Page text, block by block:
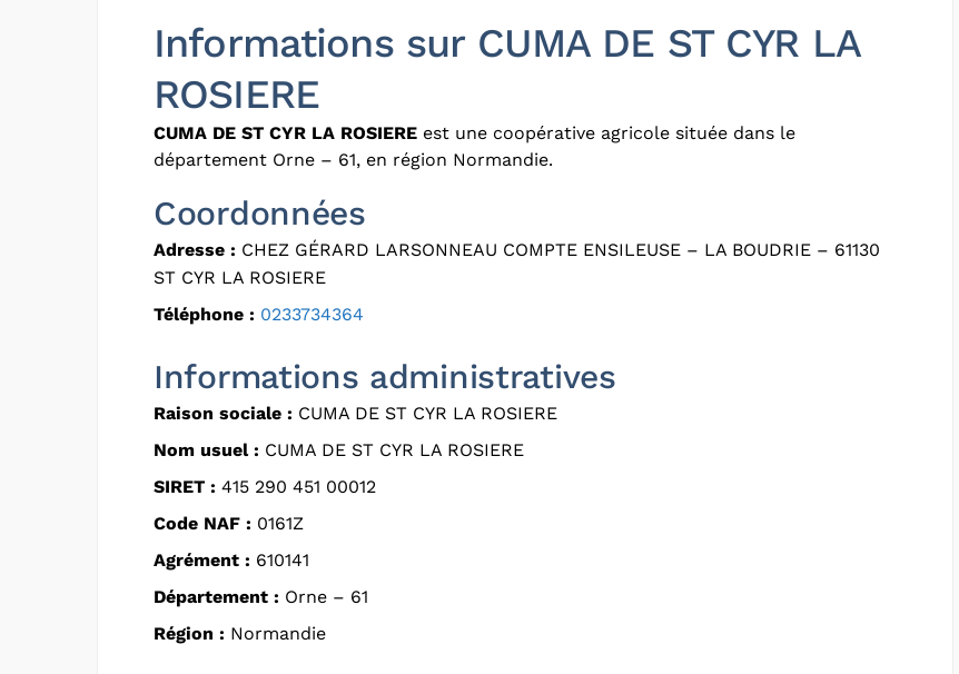
Informations sur CUMA DE ST CYR LA
ROSIERE
CUMA DE ST CYR LA ROSIERE est une coopérative agricole située dans le
département Orne – 61, en région Normandie.
Coordonnées
Adresse : CHEZ GÉRARD LARSONNEAU COMPTE ENSILEUSE – LA BOUDRIE – 61130
ST CYR LA ROSIERE
Téléphone : 0233734364
Informations administratives
Raison sociale : CUMA DE ST CYR LA ROSIERE
Nom usuel : CUMA DE ST CYR LA ROSIERE
SIRET : 415 290 451 00012
Code NAF : 0161Z
Agrément : 610141
Département : Orne – 61
Région : Normandie